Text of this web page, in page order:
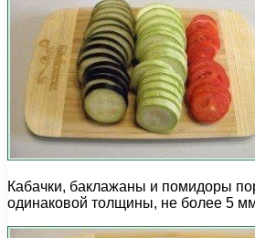
Кабачки, баклажаны и помидоры
одинаковой толщины, не более 5